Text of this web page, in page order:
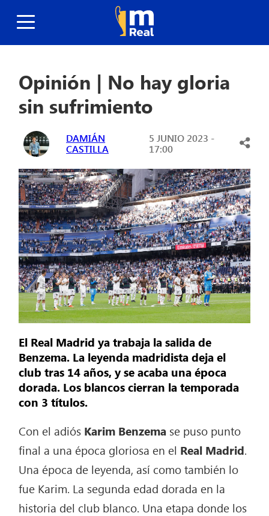
Opinión | No hay gloria
sin sufrimiento
DAMIÁN
CASTILLA
5 JUNIO 2023 -
17:00
El Real Madrid ya trabaja la salida de
Benzema. La leyenda madridista deja el
club tras 14 años, y se acaba una época
dorada. Los blancos cierran la temporada
con 3 títulos.
Con el adiós Karim Benzema se puso punto
final a una época gloriosa en el Real Madrid.
Una época de leyenda, así como también lo
fue Karim. La segunda edad dorada en la
historia del club blanco. Una etapa donde los